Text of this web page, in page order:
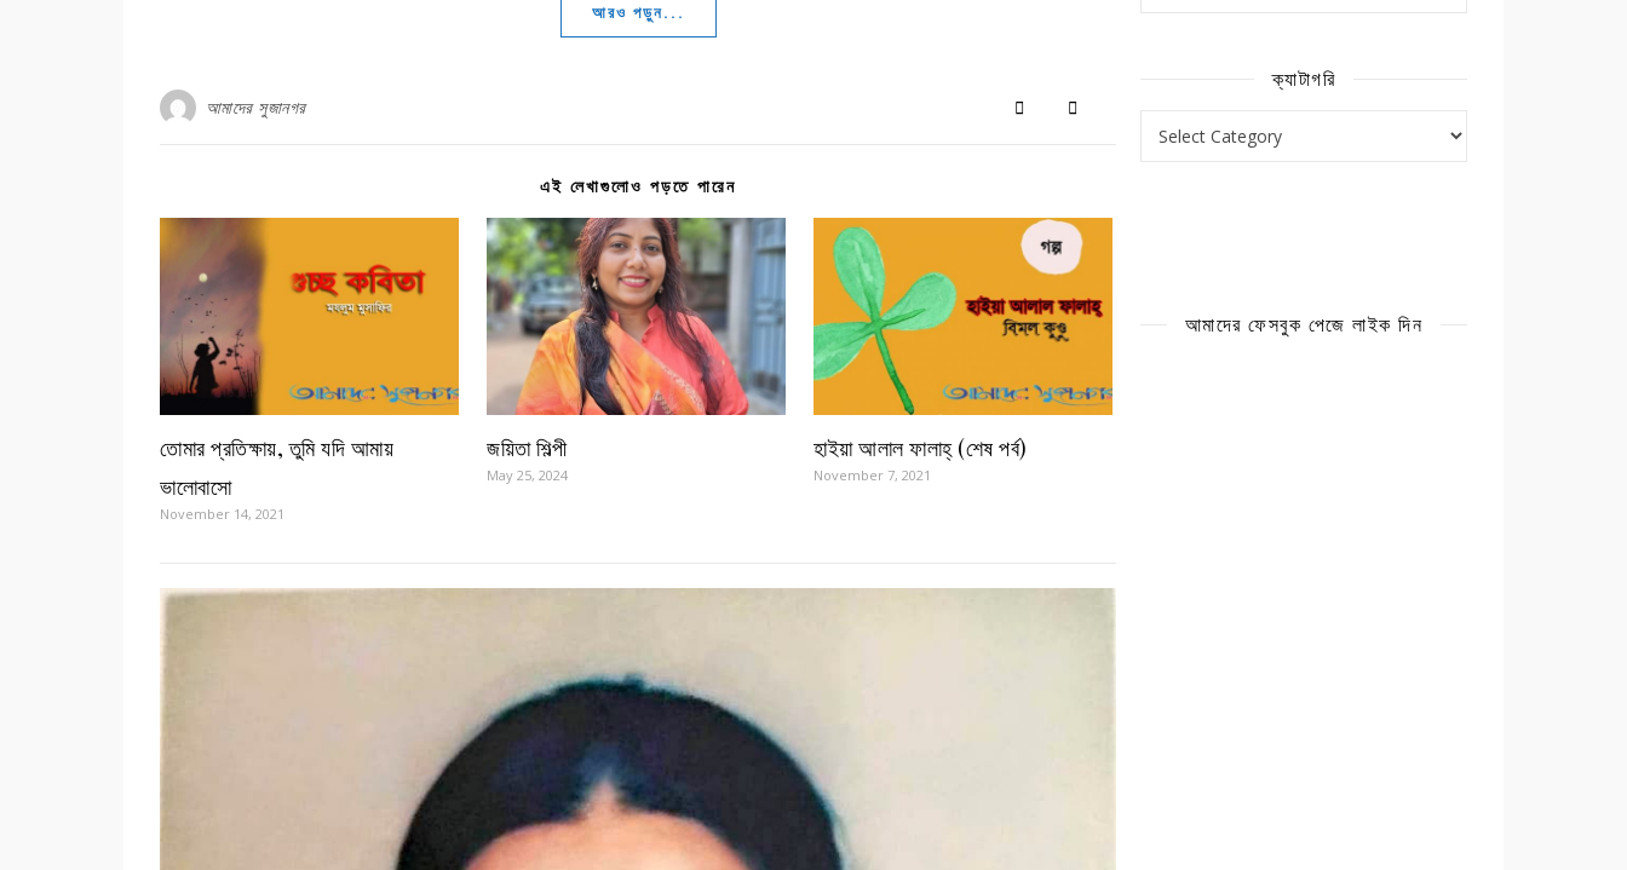
আরও পড়ুন...
আমাদের সুজানগর
এই লেখাগুলোও পড়তে পারেন
তোমার প্রতিক্ষায়, তুমি যদি আমায়
ভালোবাসো
November 14, 2021
জয়িতা শিল্পী
May 25, 2024
হাইয়া আলাল ফালাহ্ (শেষ পর্ব)
November 7, 2021
ক্যাটাগরি
আমাদের ফেসবুক পেজে লাইক দিন